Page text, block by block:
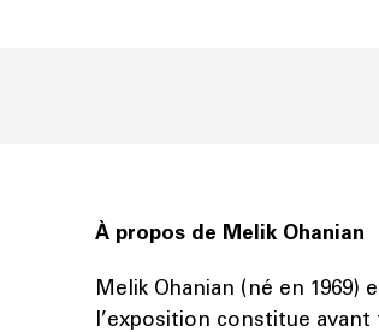
À propos de Melik Ohanian
Melik Ohanian (né en
l’exposition constitue